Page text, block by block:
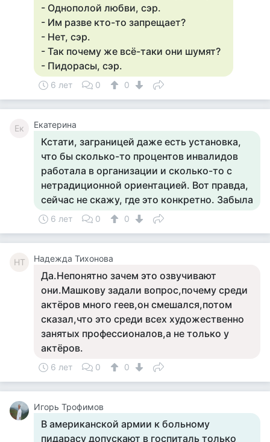
- Однополой любви, сэр.
- Им разве кто-то запрещает?
- Нет, сэр.
- Так почему же всё-таки они шумят?
- Пидорасы, сэр.
6 лет 0 0
Ек Екатерина
Кстати, заграницей даже есть установка,
что бы сколько-то процентов инвалидов
работала в организации и сколько-то с
нетрадиционной ориентацией. Вот правда,
сейчас не скажу, где это конкретно. Забыла
6 лет 0 0
НТ Надежда Тихонова
Да.Непонятно зачем это озвучивают
они.Машкову задали вопрос,почему среди
актёров много геев,он смешался,потом
сказал,что это среди всех художественно
занятых профессионалов,а не только у
актёров.
6 лет 0 0
Игорь Трофимов
В американской армии к больному
пидарасу допускают в госпиталь только